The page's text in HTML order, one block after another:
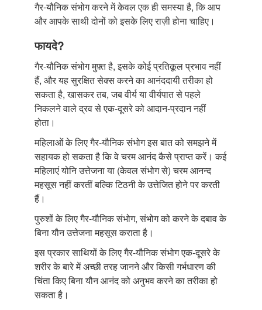
गैर-यौनिक संभोग करने में केवल एक ही समस्या है, कि आप
और आपके साथी दोनों को इसके लिए राज़ी होना चाहिए।
फायदे?
गैर-यौनिक संभोग मुफ़्त है, इसके कोई प्रतिकूल प्रभाव नहीं
हैं, और यह सुरक्षित सेक्स करने का आनंददायी तरीका हो
सकता है, खासकर तब, जब वीर्य या वीर्यपात से पहले
निकलने वाले द्रव से एक-दूसरे को आदान-प्रदान नहीं
होता।
महिलाओं के लिए गैर-यौनिक संभोग इस बात को समझने में
सहायक हो सकता है कि वे चरम आनंद कैसे प्राप्त करें। कई
महिलाएं योनि उत्तेजना या (केवल संभोग से) चरम आनन्द
महसूस नहीं करतीं बल्कि टिठनी के उत्तेजित होने पर करती
हैं।
पुरुशों के लिए गैर-यौनिक संभोग, संभोग को करने के दबाव के
बिना यौन उत्तेजना महसूस कराता है।
इस प्रकार साथियों के लिए गैर-यौनिक संभोग एक-दूसरे के
शरीर के बारे में अच्छी तरह जानने और किसी गर्भधारण की
चिंता किए बिना यौन आनंद को अनुभव करने का तरीका हो
सकता है।